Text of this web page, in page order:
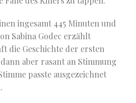
ingesamt 445 Minuten und
Sabina Godec erzählt
die Geschichte der ersten
aber rasant an Stimmung
passte ausgezeichnet